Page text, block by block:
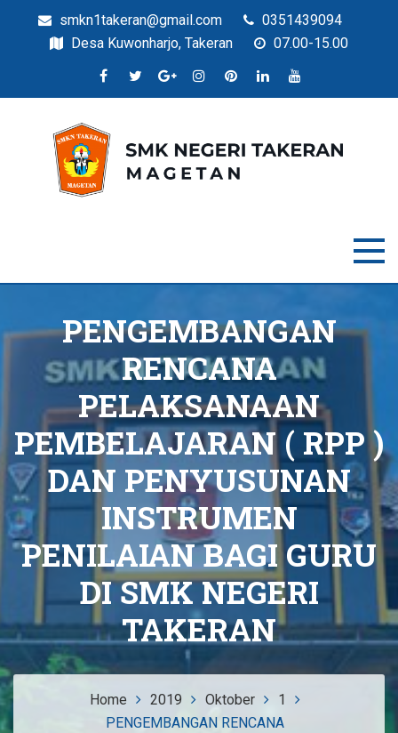
smkn1takeran@gmail.com
0351439094
Desa Kuwonharjo, Takeran
07.00-15.00
Situs Resmi SMKN Takeran
PENGEMBANGAN
RENCANA
PELAKSANAAN
PEMBELAJARAN ( RPP )
DAN PENYUSUNAN
INSTRUMEN
PENILAIAN BAGI GURU
DI SMK NEGERI
TAKERAN
Home 2019 Oktober
1
PENGEMBANGAN RENCANA